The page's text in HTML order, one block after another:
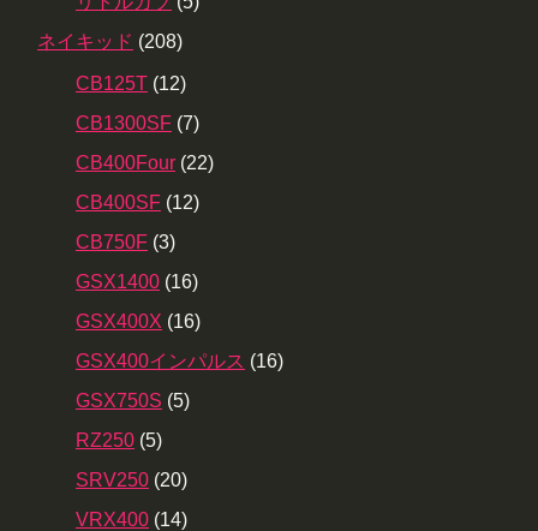
ネイキッド (208)
CB125T (12)
CB1300SF (7)
CB400Four (22)
CB400SF (12)
CB750F (3)
GSX1400 (16)
GSX400X (16)
GSX400インパルス (16)
GSX750S (5)
RZ250 (5)
SRV250 (20)
VRX400 (14)